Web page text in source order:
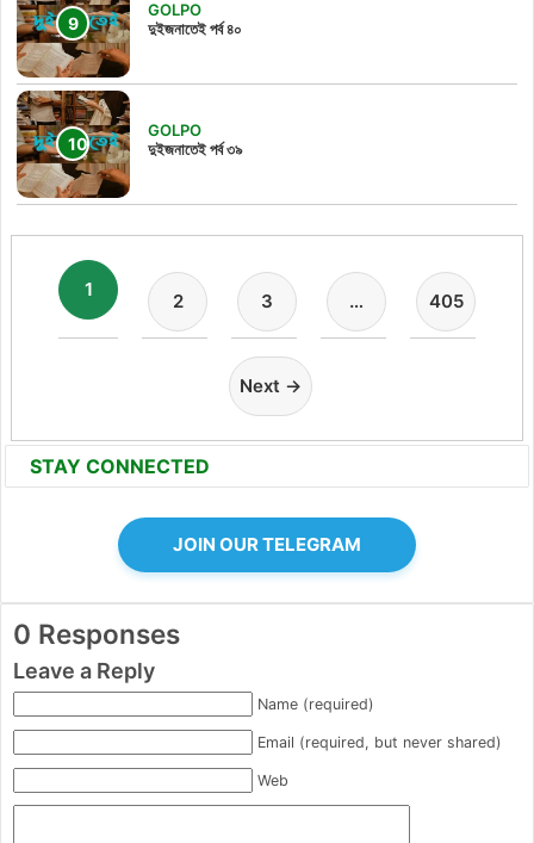
GOLPO
দুইজনাতেই পর্ব ৪০
GOLPO
দুইজনাতেই পর্ব ৩৯
1
2 3 … 405
Next →
STAY CONNECTED
JOIN OUR TELEGRAM
0 Responses
Leave a Reply
Name (required)
Email (required, but never shared)
Web